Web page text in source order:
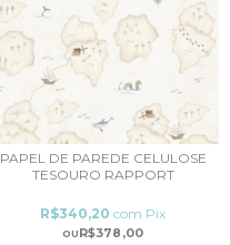
PAPEL DE PAREDE CELULOSE
TESOURO RAPPORT
R$378,00
R$340,20 com Pix